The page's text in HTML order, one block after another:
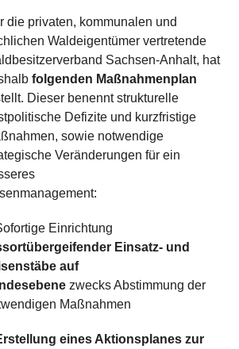
die privaten, kommunalen und
Waldeigentümer vertretende
Sachsen-Anhalt, hat
folgenden Maßnahmenplan
Dieser benennt strukturelle
Defizite und kurzfristige
sowie notwendige
Veränderungen für ein
Einrichtung
Einsatz- und
auf
zwecks Abstimmung der
Maßnahmen
eines Aktionsplanes zur